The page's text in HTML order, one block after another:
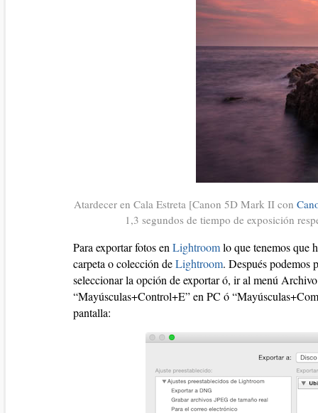
Atardecer en Cala Estreta [Canon 5D Mark II con
1,3 segundos de tiempo de exposición
Para exportar fotos en Lightroomlo que tenemos que
carpeta o colección deLightroom. Después podemos
seleccionar la opción de exportar ó, ir al menú
“Mayúsculas+Control+E” en PC ó
pantalla: